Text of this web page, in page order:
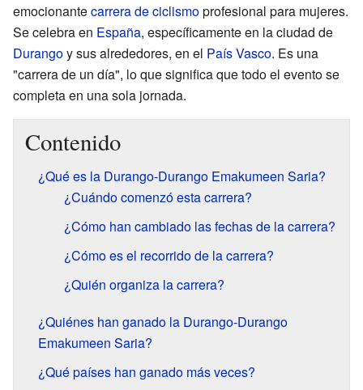
emocionantecarrera de ciclismoprofesional para mujeres.
Se celebra en España, específicamente en la ciudad de
Durangoy sus alrededores, en el País Vasco. Es una
"carrera de un día", lo que significa que todo el evento se
completa en una sola jornada.
Contenido
¿Qué es la Durango-Durango Emakumeen Saria?
¿Cuándo comenzó esta carrera?
¿Cómo han cambiado las fechas de la carrera?
¿Cómo es el recorrido de la carrera?
¿Quién organiza la carrera?
¿Quiénes han ganado la Durango-Durango
Emakumeen Saria?
¿Qué países han ganado más veces?